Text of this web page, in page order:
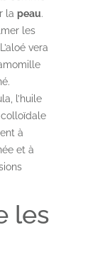
la peau.
les
vera
l’huile
colloïdale
à
et à
les